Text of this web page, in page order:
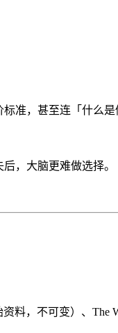
，甚至连「什么是
，大脑更难做选择。
，不可变）、The